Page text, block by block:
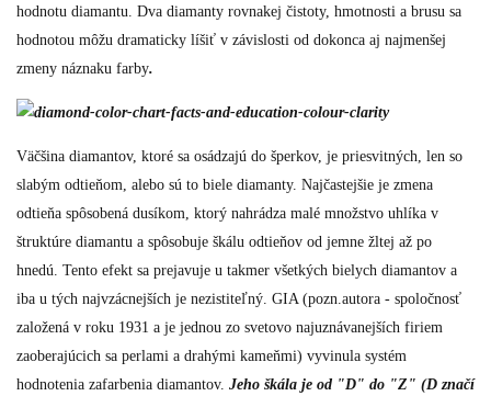
hodnotu diamantu. Dva diamanty rovnakej čistoty, hmotnosti a brusu sa
hodnotou môžu dramaticky líšiť v závislosti od dokonca aj najmenšej
zmeny náznaku farby.
Väčšina diamantov, ktoré sa osádzajú do šperkov, je priesvitných, len so
slabým odtieňom, alebo sú to biele diamanty. Najčastejšie je zmena
odtieňa spôsobená dusíkom, ktorý nahrádza malé množstvo uhlíka v
štruktúre diamantu a spôsobuje škálu odtieňov od jemne žltej až po
hnedú. Tento efekt sa prejavuje u takmer všetkých bielych diamantov a
iba u tých najvzácnejších je nezistiteľný. GIA (pozn.autora - spoločnosť
založená v roku 1931 a je jednou zo svetovo najuznávanejších firiem
zaoberajúcich sa perlami a drahými kameňmi) vyvinula systém
hodnotenia zafarbenia diamantov. Jeho škála je od "D" do "Z" (D značí